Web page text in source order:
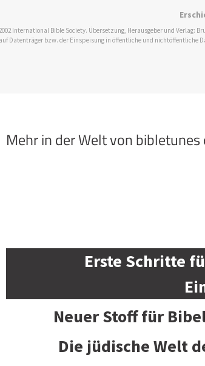
International Bible Society. Übersetzung, Herausgeber und Verlag:
Datenträger bzw. der Einspeisung in öffentliche und nichtöffentliche
Mehr in der Welt von bibletunes
Erste Schritte
Neuer Stoff für
Die jüdische Welt